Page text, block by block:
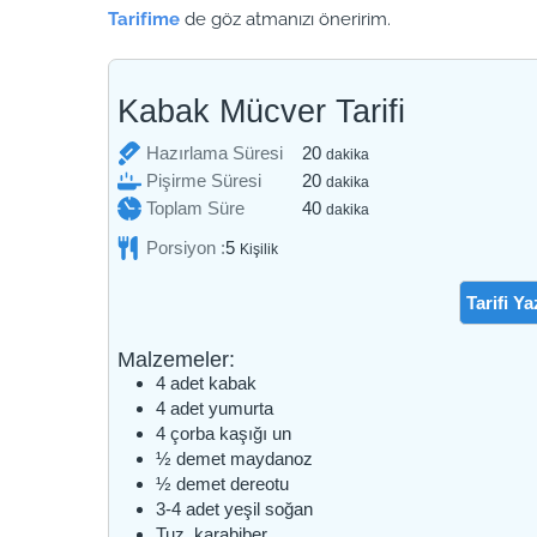
Tarifime de göz atmanızı öneririm.
Kabak Mücver Tarifi
Hazırlama Süresi 20dakika
dakika
Pişirme Süresi 20dakika
dakika
Toplam Süre 40dakika
dakika
Porsiyon :5 Kişilik
Tarifi
Malzemeler:
4 adet kabak
4 adet yumurta
4 çorba kaşığı un
½ demet maydanoz
½ demet dereotu
3-4 adet yeşil soğan